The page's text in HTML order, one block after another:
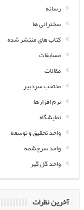
رسانه
سخنرانی ها
کتاب های منتشر شده
مسابقات
مقالات
منتخب سردبیر
نرم افزارها
نمایشگاه
واحد تحقیق و توسعه
واحد سرچشمه
واحد گل گهر
آخرین نظرات